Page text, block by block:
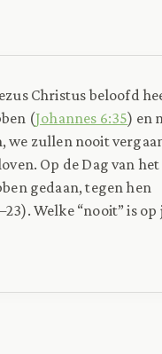
Christus beloofd
(Johannes 6:35) en
we zullen nooit
Op de Dag van het
gedaan, tegen hen
Welke “nooit” is op